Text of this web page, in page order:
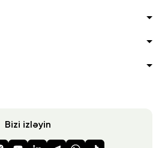
Bizi izləyin